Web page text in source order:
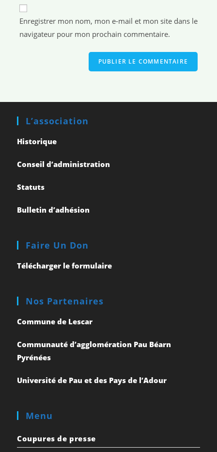
Enregistrer mon nom, mon e-mail et mon site dans le
navigateur pour mon prochain commentaire.
L’association
Historique
Conseil d’administration
Statuts
Bulletin d’adhésion
Faire Un Don
Télécharger le formulaire
Nos Partenaires
Commune de Lescar
Communauté d’agglomération Pau Béarn
Pyrénées
Université de Pau et des Pays de l’Adour
Menu
Coupures de presse